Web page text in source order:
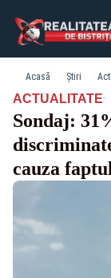
Acasă Știri
ACTUALITATE·
Sondaj:
cauza